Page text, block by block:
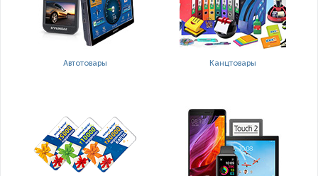
Автотовары Канцтовары